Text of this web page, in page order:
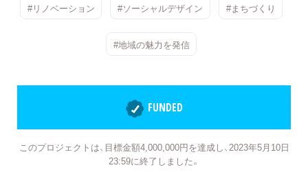
#リノベーション #ソーシャルデザイン #まちづくり
#地域の魅力を発信
FUNDED
このプロジェクトは、目標金額4,000,000円を達成し、2023年5月10日
23:59に終了しました。